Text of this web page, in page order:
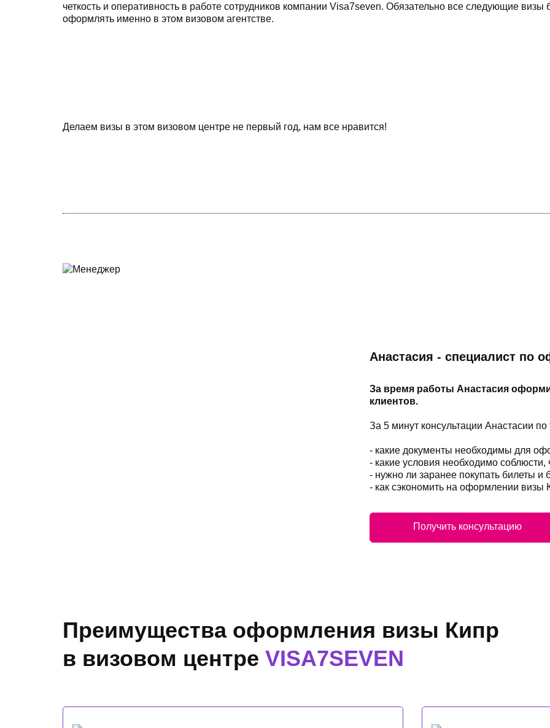
четкость и оперативность в работе сотрудников компании Visa7seven. Обязательно все следующие визы
оформлять именно в этом визовом агентстве.
Делаем визы в этом визовом центре не первый год, нам все нравится!
Анастасия - специалист по
За время работы Анастасия
клиентов.
За 5 минут консультации Анастасии
- какие документы необходимы для
- какие условия необходимо
- нужно ли заранее покупать билеты и
- как сэкономить на оформлении визы
Получить консультацию
Преимущества оформления визы Кипр
в визовом центре VISA7SEVEN